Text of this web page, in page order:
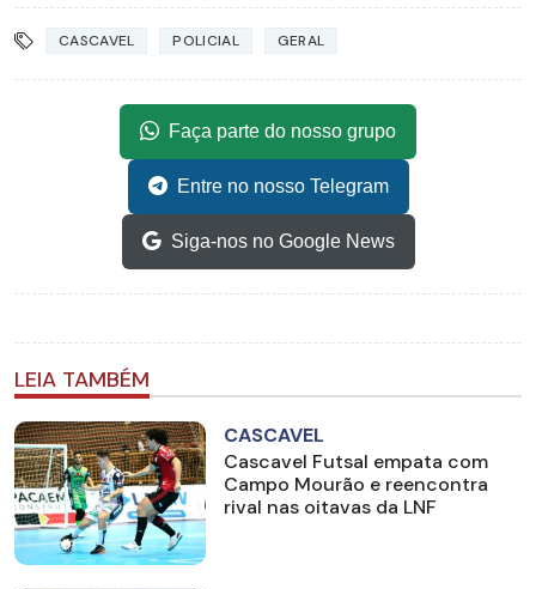
CASCAVEL POLICIAL GERAL
Faça parte do nosso grupo
Entre no nosso Telegram
Siga-nos no Google News
LEIA TAMBÉM
CASCAVEL
Cascavel Futsal empata com
Campo Mourão e reencontra
rival nas oitavas da LNF